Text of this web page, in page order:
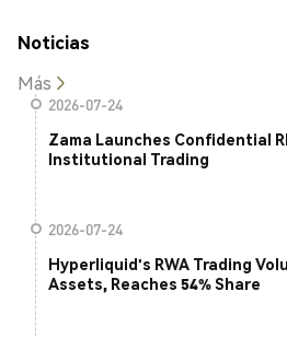
Noticias
Más
2026-07-24
Zama Launches Confidential
Institutional Trading
2026-07-24
Hyperliquid's RWA Trading
Assets, Reaches 54% Share